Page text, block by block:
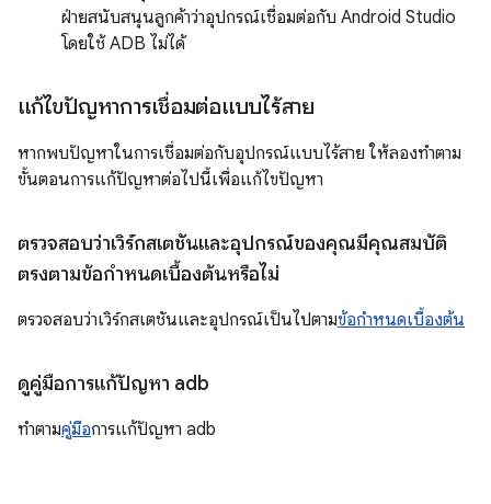
ฝ่ายสนับสนุนลูกค้าว่าอุปกรณ์เชื่อมต่อกับ Android Studio
โดยใช้ ADB ไม่ได้
แก้ไขปัญหาการเชื่อมต่อแบบไร้สาย
หากพบปัญหาในการเชื่อมต่อกับอุปกรณ์แบบไร้สาย ให้ลองทำตาม
ขั้นตอนการแก้ปัญหาต่อไปนี้เพื่อแก้ไขปัญหา
ตรวจสอบว่าเวิร์กสเตชันและอุปกรณ์ของคุณมีคุณสมบัติ
ตรงตามข้อกำหนดเบื้องต้นหรือไม่
ตรวจสอบว่าเวิร์กสเตชันและอุปกรณ์เป็นไปตามข้อกำหนดเบื้องต้น
ดูคู่มือการแก้ปัญหา adb
ทำตามคู่มือการแก้ปัญหา adb